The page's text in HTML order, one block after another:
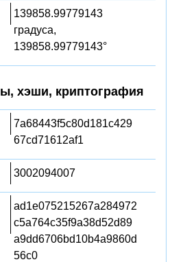
139858.99779143
градуса,
139858.99779143°
хэши, криптография
7a68443f5c80d181c429
67cd71612af1
3002094007
ad1e075215267a284972
c5a764c35f9a38d52d89
a9dd6706bd10b4a9860d
56c0